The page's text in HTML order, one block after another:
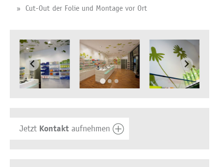
Cut-Out der Folie und Montage vor Ort
Jetzt Kontakt aufnehmen